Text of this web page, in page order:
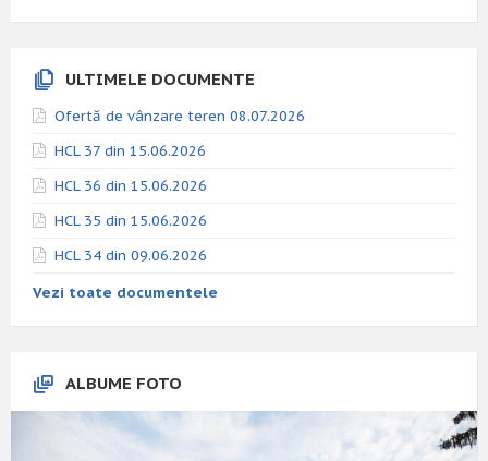
ULTIMELE DOCUMENTE
Ofertă de vânzare teren 08.07.2026
HCL 37 din 15.06.2026
HCL 36 din 15.06.2026
HCL 35 din 15.06.2026
HCL 34 din 09.06.2026
Vezi toate documentele
ALBUME FOTO